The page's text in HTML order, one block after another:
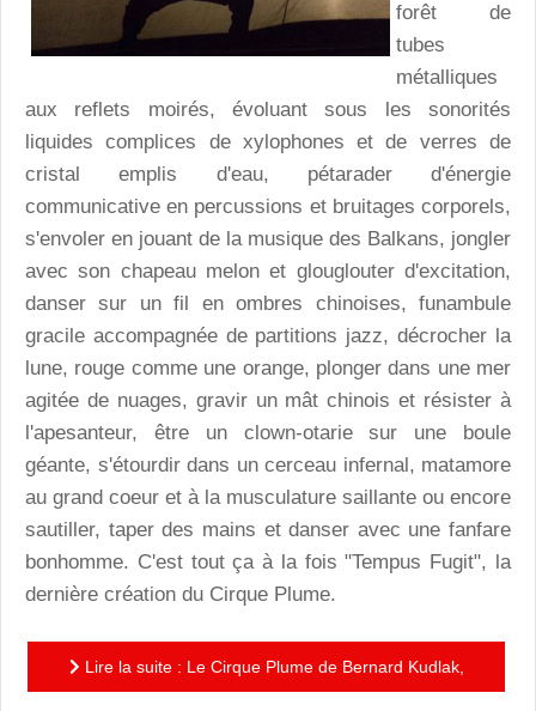
forêt de
tubes
métalliques
aux reflets moirés, évoluant sous les sonorités
liquides complices de xylophones et de verres de
cristal emplis d'eau, pétarader d'énergie
communicative en percussions et bruitages corporels,
s'envoler en jouant de la musique des Balkans, jongler
avec son chapeau melon et glouglouter d'excitation,
danser sur un fil en ombres chinoises, funambule
gracile accompagnée de partitions jazz, décrocher la
lune, rouge comme une orange, plonger dans une mer
agitée de nuages, gravir un mât chinois et résister à
l'apesanteur, être un clown-otarie sur une boule
géante, s'étourdir dans un cerceau infernal, matamore
au grand coeur et à la musculature saillante ou encore
sautiller, taper des mains et danser avec une fanfare
bonhomme. C'est tout ça à la fois "Tempus Fugit", la
dernière création du Cirque Plume.
Lire la suite : Le Cirque Plume de Bernard Kudlak,